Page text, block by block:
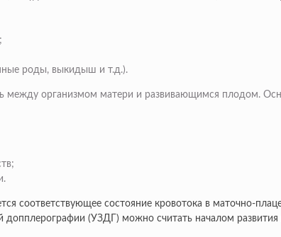
роды, выкидыш и т.д.).
между организмом матери и развивающимся плодом.
соответствующее состояние кровотока в маточно-
(УЗДГ) можно считать началом